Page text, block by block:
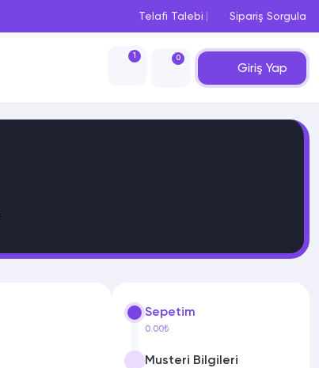
Telafi Talebi Sipariş Sorgula
1 0
Giriş Yap
Sepetim
0.00₺
Musteri Bilgileri